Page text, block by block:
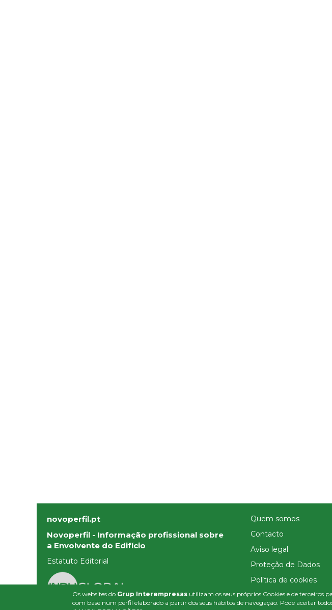
Os websites do Grup Interempresas utilizam os seus próprios Cookies e de terceiros
com base num perfil elaborado a partir dos seus hábitos de navegação. Pode aceitar
novoperfil.pt
Novoperfil - Informação profissional sobre
a Envolvente do Edifício
Estatuto Editorial
Quem somos
Contacto
Aviso legal
Proteção de Dados
Política de cookies
Política de